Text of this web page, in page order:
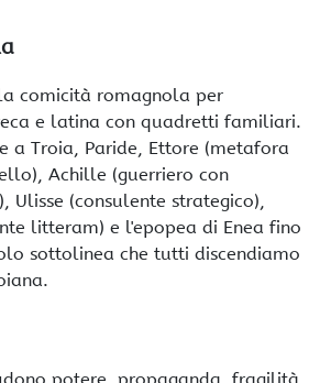
comicità romagnola per
e latina con quadretti familiari.
a Troia, Paride, Ettore (metafora
Achille (guerriero con
Ulisse (consulente strategico),
litteram) e l'epopea di Enea fino
sottolinea che tutti discendiamo